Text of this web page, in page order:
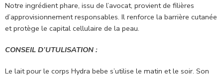
Notre ingrédient phare, issu de l’avocat, provient de filières
d’approvisionnement responsables. Il renforce la barrière cutanée
et protège le capital cellulaire de la peau.
CONSEIL D’UTULISATION :
Le lait pour le corps Hydra bebe s’utilise le matin et le soir. Son